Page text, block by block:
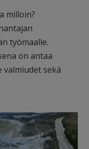
milloin?
työmaalle.
on antaa
sekä